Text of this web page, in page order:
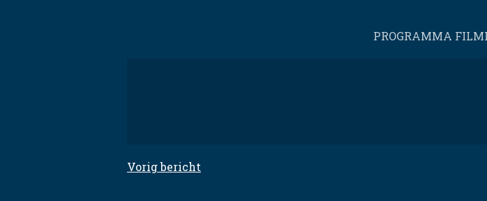
PROGRAMMA
Bericht
Vorig bericht